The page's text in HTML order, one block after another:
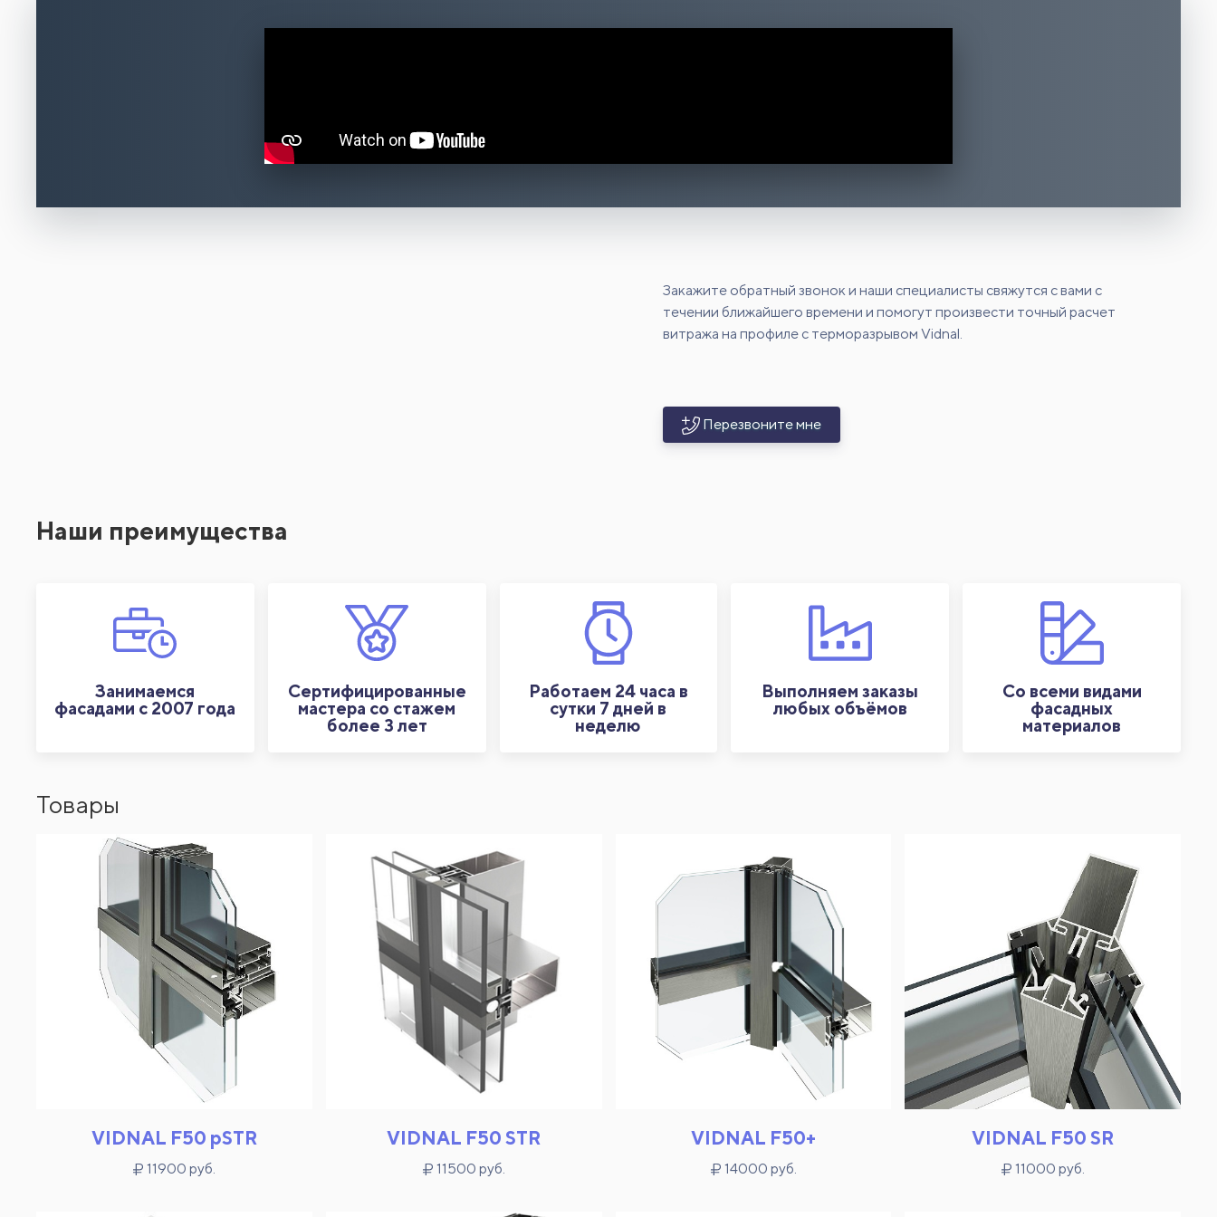
Закажите обратный звонок и наши специалисты свяжутся с вами с
течении ближайшего времени и помогут произвести точный расчет
витража на профиле с терморазрывом Vidnal.
Перезвоните мне
Наши преимущества
Занимаемся
фасадами с 2007 года
Сертифицированные
мастера со стажем
более 3 лет
Работаем 24 часа в
сутки 7 дней в
неделю
Выполняем заказы
любых объёмов
Со всеми видами
фасадных
материалов
Товары
VIDNAL F50 pSTR
11900 руб.
VIDNAL F50 STR
11500 руб.
VIDNAL F50+
14000 руб.
VIDNAL F50 SR
11000 руб.